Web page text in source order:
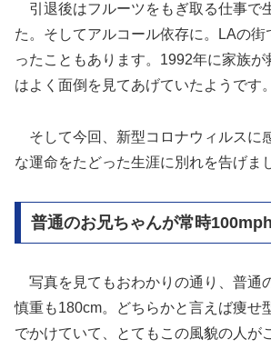
引退後はフルーツをもぎ取る仕事で
た。そしてアルコール依存に。LAの街
ったこともあります。1992年に家族が
はよく面倒を見てあげていたようです。
そして今回、新型コロナウィルスに
な運命をたどった生涯に別れを告げま
普通のお兄ちゃんが常時100mph
写真を見てもおわかりの通り、普通
慎重も180cm。どちらかと言えば痩せ
でかけていて、とてもこの風貌の人が